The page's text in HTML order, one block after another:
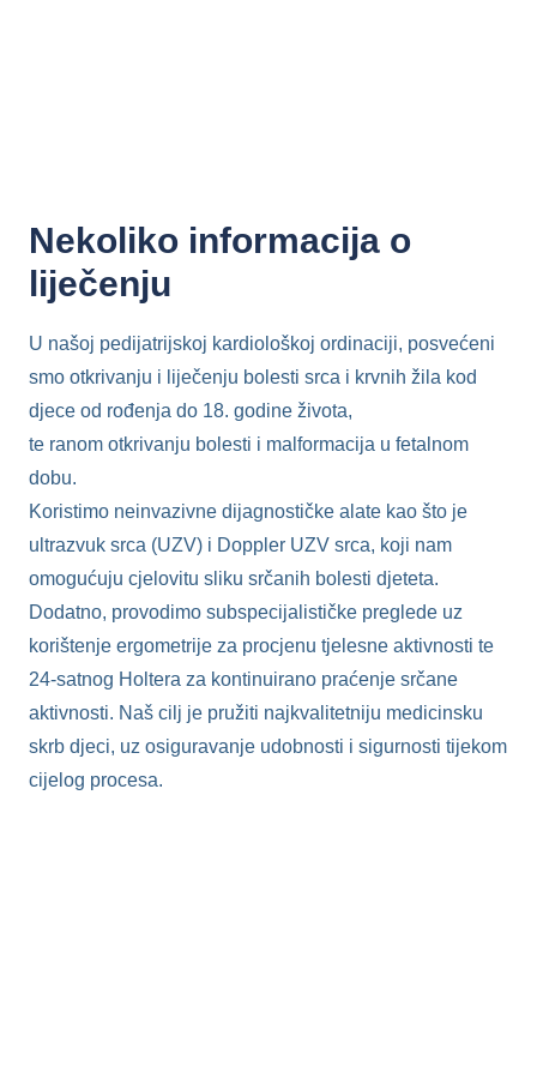
Nekoliko informacija o
liječenju
U našoj pedijatrijskoj kardiološkoj ordinaciji, posvećeni
smo otkrivanju i liječenju bolesti srca i krvnih žila kod
djece od rođenja do 18. godine života,
te ranom otkrivanju bolesti i malformacija u fetalnom
dobu.
Koristimo neinvazivne dijagnostičke alate kao što je
ultrazvuk srca (UZV) i Doppler UZV srca, koji nam
omogućuju cjelovitu sliku srčanih bolesti djeteta.
Dodatno, provodimo subspecijalističke preglede uz
korištenje ergometrije za procjenu tjelesne aktivnosti te
24-satnog Holtera za kontinuirano praćenje srčane
aktivnosti. Naš cilj je pružiti najkvalitetniju medicinsku
skrb djeci, uz osiguravanje udobnosti i sigurnosti tijekom
cijelog procesa.